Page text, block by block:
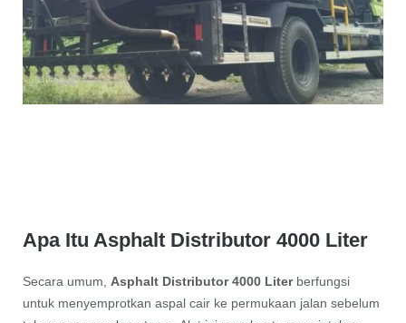
Apa Itu Asphalt Distributor 4000 Liter
Secara umum, Asphalt Distributor 4000 Literberfungsi
untuk menyemprotkan aspal cair ke permukaan jalan sebelum